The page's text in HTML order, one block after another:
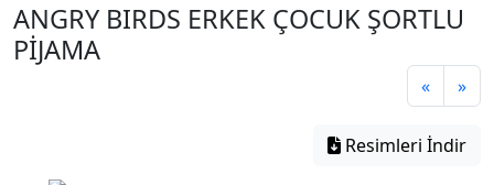
ANGRY BIRDS ERKEK ÇOCUK ŞORTLU
PİJAMA
« »
Resimleri İndir